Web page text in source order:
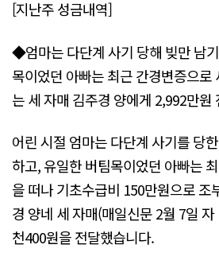
[지난주 성금내역]
◆엄마는 다단계 사기 당해 빚만 남
목이었던 아빠는 최근 간경변증으로
는 세 자매 김주경 양에게 2,992만원
어린 시절 엄마는 다단계 사기를 당
하고, 유일한 버팀목이었던 아빠는
을 떠나 기초수급비 150만원으로 조
경 양네 세 자매(매일신문 2월 7일
천400원을 전달했습니다.